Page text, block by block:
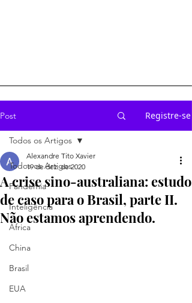
Post Registre-se
Todos os Artigos
Pandemia
Inteligência
África
China
Brasil
EUA
Todos os Artigos
A crise sino-australiana: estudo
de caso para o Brasil, parte II.
Não estamos aprendendo.
Alexandre Tito Xavier
19 de dez. de 2020